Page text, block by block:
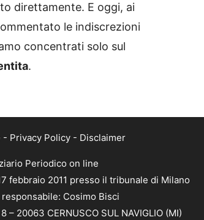
direttamente. E oggi, ai
le indiscrezioni
concentrati solo sul
.
- Privacy Policy- Disclaimer
Periodico on line
febbraio 2011 presso il tribunale di Milano
Cosimo Bisci
– 20063 CERNUSCO SUL NAVIGLIO (MI)